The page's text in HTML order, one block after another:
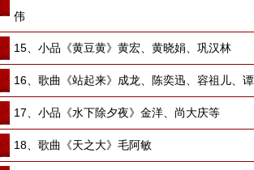
伟
15、小品《黄豆黄》黄宏、黄晓娟、巩汉林
16、歌曲《站起来》成龙、陈奕迅、容祖儿、
17、小品《水下除夕夜》金洋、尚大庆等
18、歌曲《天之大》毛阿敏